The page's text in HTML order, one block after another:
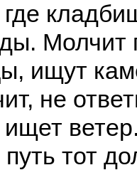
Молчит
ищут
не
тот